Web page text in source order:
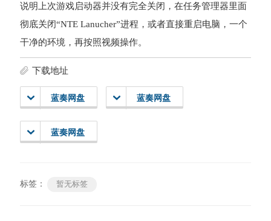
说明上次游戏启动器并没有完全关闭，在任务管理器里面
彻底关闭“NTE Lanucher”进程，或者直接重启电脑，一个
干净的环境，再按照视频操作。
下载地址
蓝奏网盘 蓝奏网盘
蓝奏网盘
标签： 暂无标签